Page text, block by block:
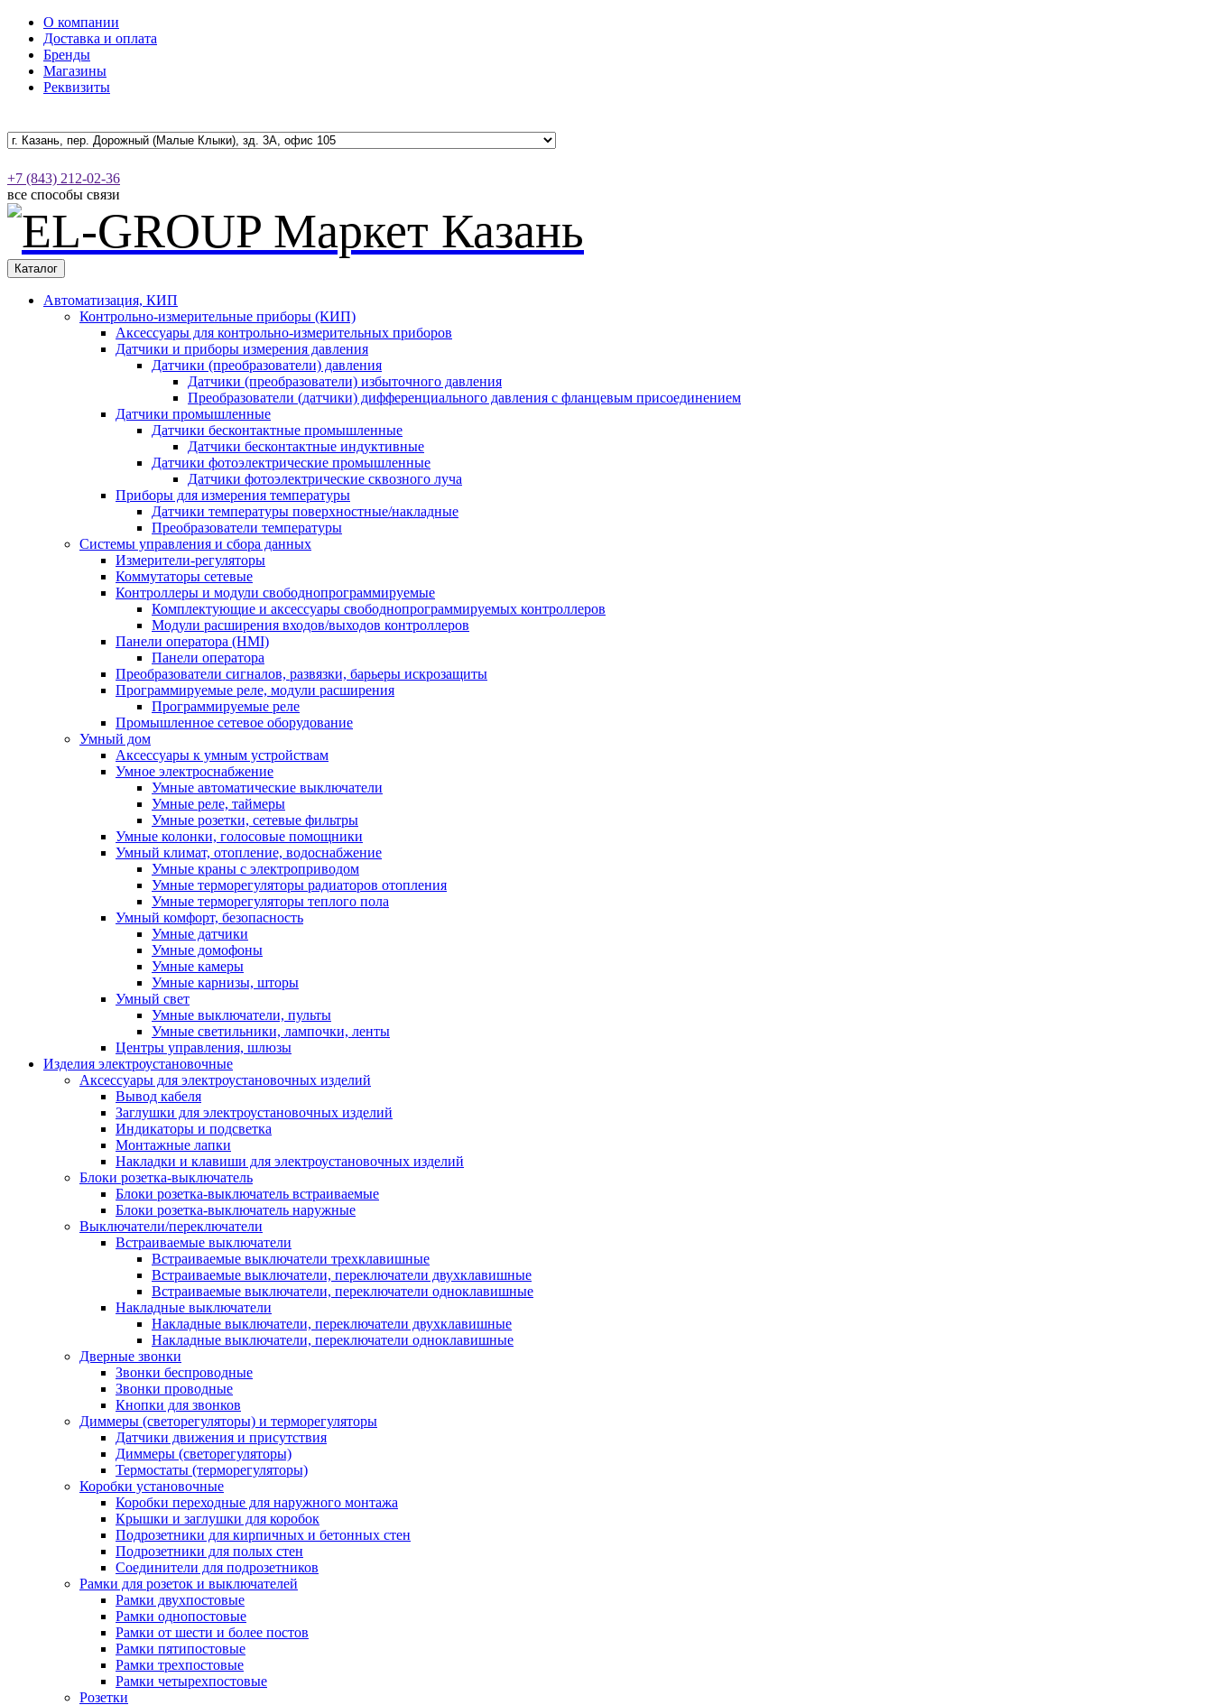
О компании
Доставка и оплата
Бренды
Магазины
Реквизиты
+7 (843) 212-02-36
все способы связи
Каталог
Автоматизация, КИП
Контрольно-измерительные приборы (КИП)
Аксессуары для контрольно-измерительных приборов
Датчики и приборы измерения давления
Датчики (преобразователи) давления
Датчики (преобразователи) избыточного давления
Преобразователи (датчики) дифференциального давления с фланцевым присоединением
Датчики промышленные
Датчики бесконтактные промышленные
Датчики бесконтактные индуктивные
Датчики фотоэлектрические промышленные
Датчики фотоэлектрические сквозного луча
Приборы для измерения температуры
Датчики температуры поверхностные/накладные
Преобразователи температуры
Системы управления и сбора данных
Измерители-регуляторы
Коммутаторы сетевые
Контроллеры и модули свободнопрограммируемые
Комплектующие и аксессуары свободнопрограммируемых контроллеров
Модули расширения входов/выходов контроллеров
Панели оператора (HMI)
Панели оператора
Преобразователи сигналов, развязки, барьеры искрозащиты
Программируемые реле, модули расширения
Программируемые реле
Промышленное сетевое оборудование
Умный дом
Аксессуары к умным устройствам
Умное электроснабжение
Умные автоматические выключатели
Умные реле, таймеры
Умные розетки, сетевые фильтры
Умные колонки, голосовые помощники
Умный климат, отопление, водоснабжение
Умные краны с электроприводом
Умные терморегуляторы радиаторов отопления
Умные терморегуляторы теплого пола
Умный комфорт, безопасность
Умные датчики
Умные домофоны
Умные камеры
Умные карнизы, шторы
Умный свет
Умные выключатели, пульты
Умные светильники, лампочки, ленты
Центры управления, шлюзы
Изделия электроустановочные
Аксессуары для электроустановочных изделий
Вывод кабеля
Заглушки для электроустановочных изделий
Индикаторы и подсветка
Монтажные лапки
Накладки и клавиши для электроустановочных изделий
Блоки розетка-выключатель
Блоки розетка-выключатель встраиваемые
Блоки розетка-выключатель наружные
Выключатели/переключатели
Встраиваемые выключатели
Встраиваемые выключатели трехклавишные
Встраиваемые выключатели, переключатели двухклавишные
Встраиваемые выключатели, переключатели одноклавишные
Накладные выключатели
Накладные выключатели, переключатели двухклавишные
Накладные выключатели, переключатели одноклавишные
Дверные звонки
Звонки беспроводные
Звонки проводные
Кнопки для звонков
Диммеры (светорегуляторы) и терморегуляторы
Датчики движения и присутствия
Диммеры (светорегуляторы)
Термостаты (терморегуляторы)
Коробки установочные
Коробки переходные для наружного монтажа
Крышки и заглушки для коробок
Подрозетники для кирпичных и бетонных стен
Подрозетники для полых стен
Соединители для подрозетников
Рамки для розеток и выключателей
Рамки двухпостовые
Рамки однопостовые
Рамки от шести и более постов
Рамки пятипостовые
Рамки трехпостовые
Рамки четырехпостовые
Розетки